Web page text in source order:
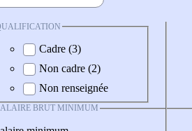
Cadre (3)
Non cadre (2)
Non renseignée
BRUT MINIMUM